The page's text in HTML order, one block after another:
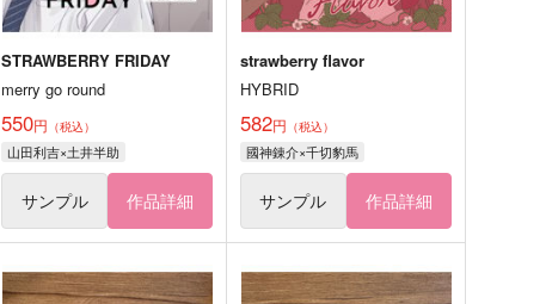
STRAWBERRY FRIDAY
merry go round
550円 （税込）
山田利吉×土井半助
サンプル 作品詳細
strawberry flavor
HYBRID
582円 （税込）
國神錬介×千切豹馬
サンプル 作品詳細